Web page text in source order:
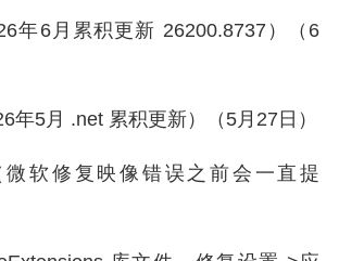
年6月累积更新 26200.8737）（6
年5月 .net 累积更新）（5月27日）
软修复映像错误之前会一直提